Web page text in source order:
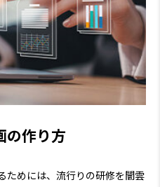
の作り方
ためには、流行りの研修を闇雲